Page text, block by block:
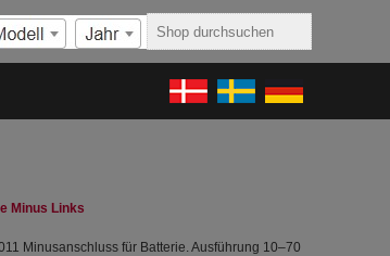
Minus Links
Minusanschluss für Batterie. Ausführung 10–70